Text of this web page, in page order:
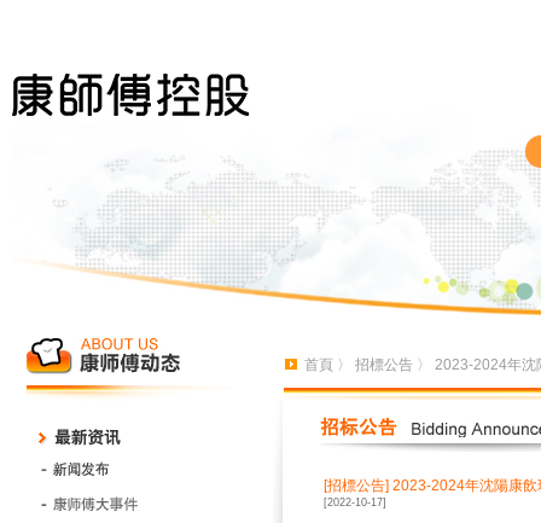
首頁 〉 招標公告 〉 2023-2024年
[招標公告] 2023-2024年沈陽康飲
[2022-10-17]